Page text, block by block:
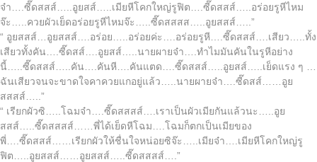
จ๋า….ซี๊ดสสส์…..อูยสส์…..เมียหีโคกใหญ่รูฟิต….ซี๊ดสสส์…..อร่อยรูหีไหม
จ๊ะ…..ควยผัวเย็ดอร่อยรูหีไหมจ๊ะ…..ซี๊ดสสสส…..อูยสสส์…..”
“ อูยสสส์…อูยสสส์….อร่อย…..อร่อยค่ะ….อร่อยรูหี….ซี๊ดสสส์….เสียว…..ทั้ง
เสียวทั้งคัน….ซี๊ดสส์….อูยสส์…..นายผายจ๋า….ทำไมมันคันในรูหีอย่าง
นี้…..ซี๊ดสสส์…..คัน….คันหี….คันแตด….ซี๊ดสสส์…..อูยสส์…..เย็ดแรง ๆ …
ฉันเสียวจนจะขาดใจคาควยแกอยู่แล้ว…..นายผายจ๋า….ซี๊ดสส์……อูย
สสสส์…..”
“ เรียกผัวซิ…..โฉมจ๋า….ซี๊ดสสสส์….เราเป็นผัวเมียกันแล้วนะ…..อูย
สสส์…..ซี๊ดสสสส์……พี่ได้เย็ดหีโฉม….โฉมก็ตกเป็นเมียของ
พี่….ซี๊ดสสส์……เรียกผัวให้ชื่นใจหน่อยซิจ๊ะ…..เมียจ๋า….เมียหีโคกใหญ่รู
ฟิต…..อูยสสส์……อูยสสส์…..ซี๊ดสสสส์….”